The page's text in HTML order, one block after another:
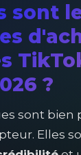
sont
?
sont bien
Elles